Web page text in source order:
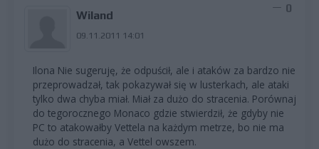
Wiland
09.11.2011 14:01
0
Ilona Nie sugeruję, że odpuścił, ale i ataków za bardzo nie
przeprowadzał, tak pokazywał się w lusterkach, ale ataki
tylko dwa chyba miał. Miał za dużo do stracenia. Porównaj
do tegorocznego Monaco gdzie stwierdził, że gdyby nie
PC to atakowałby Vettela na każdym metrze, bo nie ma
dużo do stracenia, a Vettel owszem.